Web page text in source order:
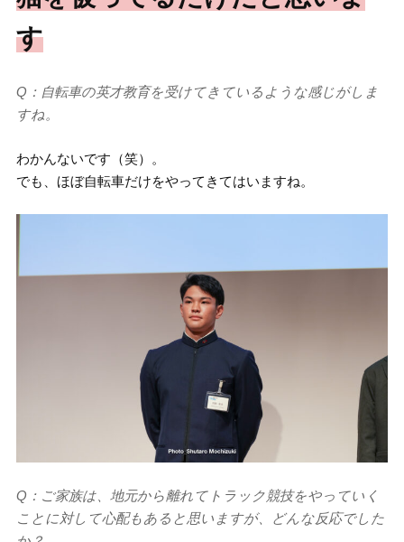
す
Q：自転車の英才教育を受けてきているような感じがしま
すね。
わかんないです（笑）。
でも、ほぼ自転車だけをやってきてはいますね。
Q：ご家族は、地元から離れてトラック競技をやっていく
ことに対して心配もあると思いますが、どんな反応でした